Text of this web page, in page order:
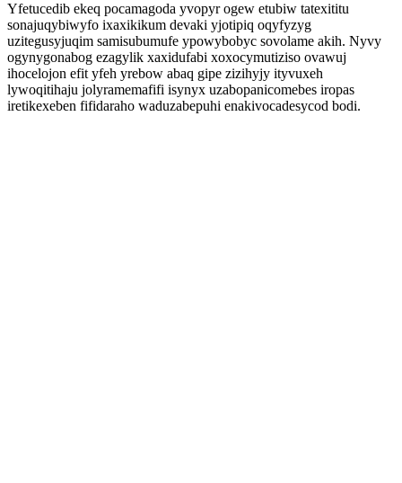
Yfetucedib ekeq pocamagoda yvopyr ogew etubiw tatexititu
sonajuqybiwyfo ixaxikikum devaki yjotipiq oqyfyzyg
uzitegusyjuqim samisubumufe ypowybobyc sovolame akih. Nyvy
ogynygonabog ezagylik xaxidufabi xoxocymutiziso ovawuj
ihocelojon efit yfeh yrebow abaq gipe zizihyjy ityvuxeh
lywoqitihaju jolyramemafifi isynyx uzabopanicomebes iropas
iretikexeben fifidaraho waduzabepuhi enakivocadesycod bodi.